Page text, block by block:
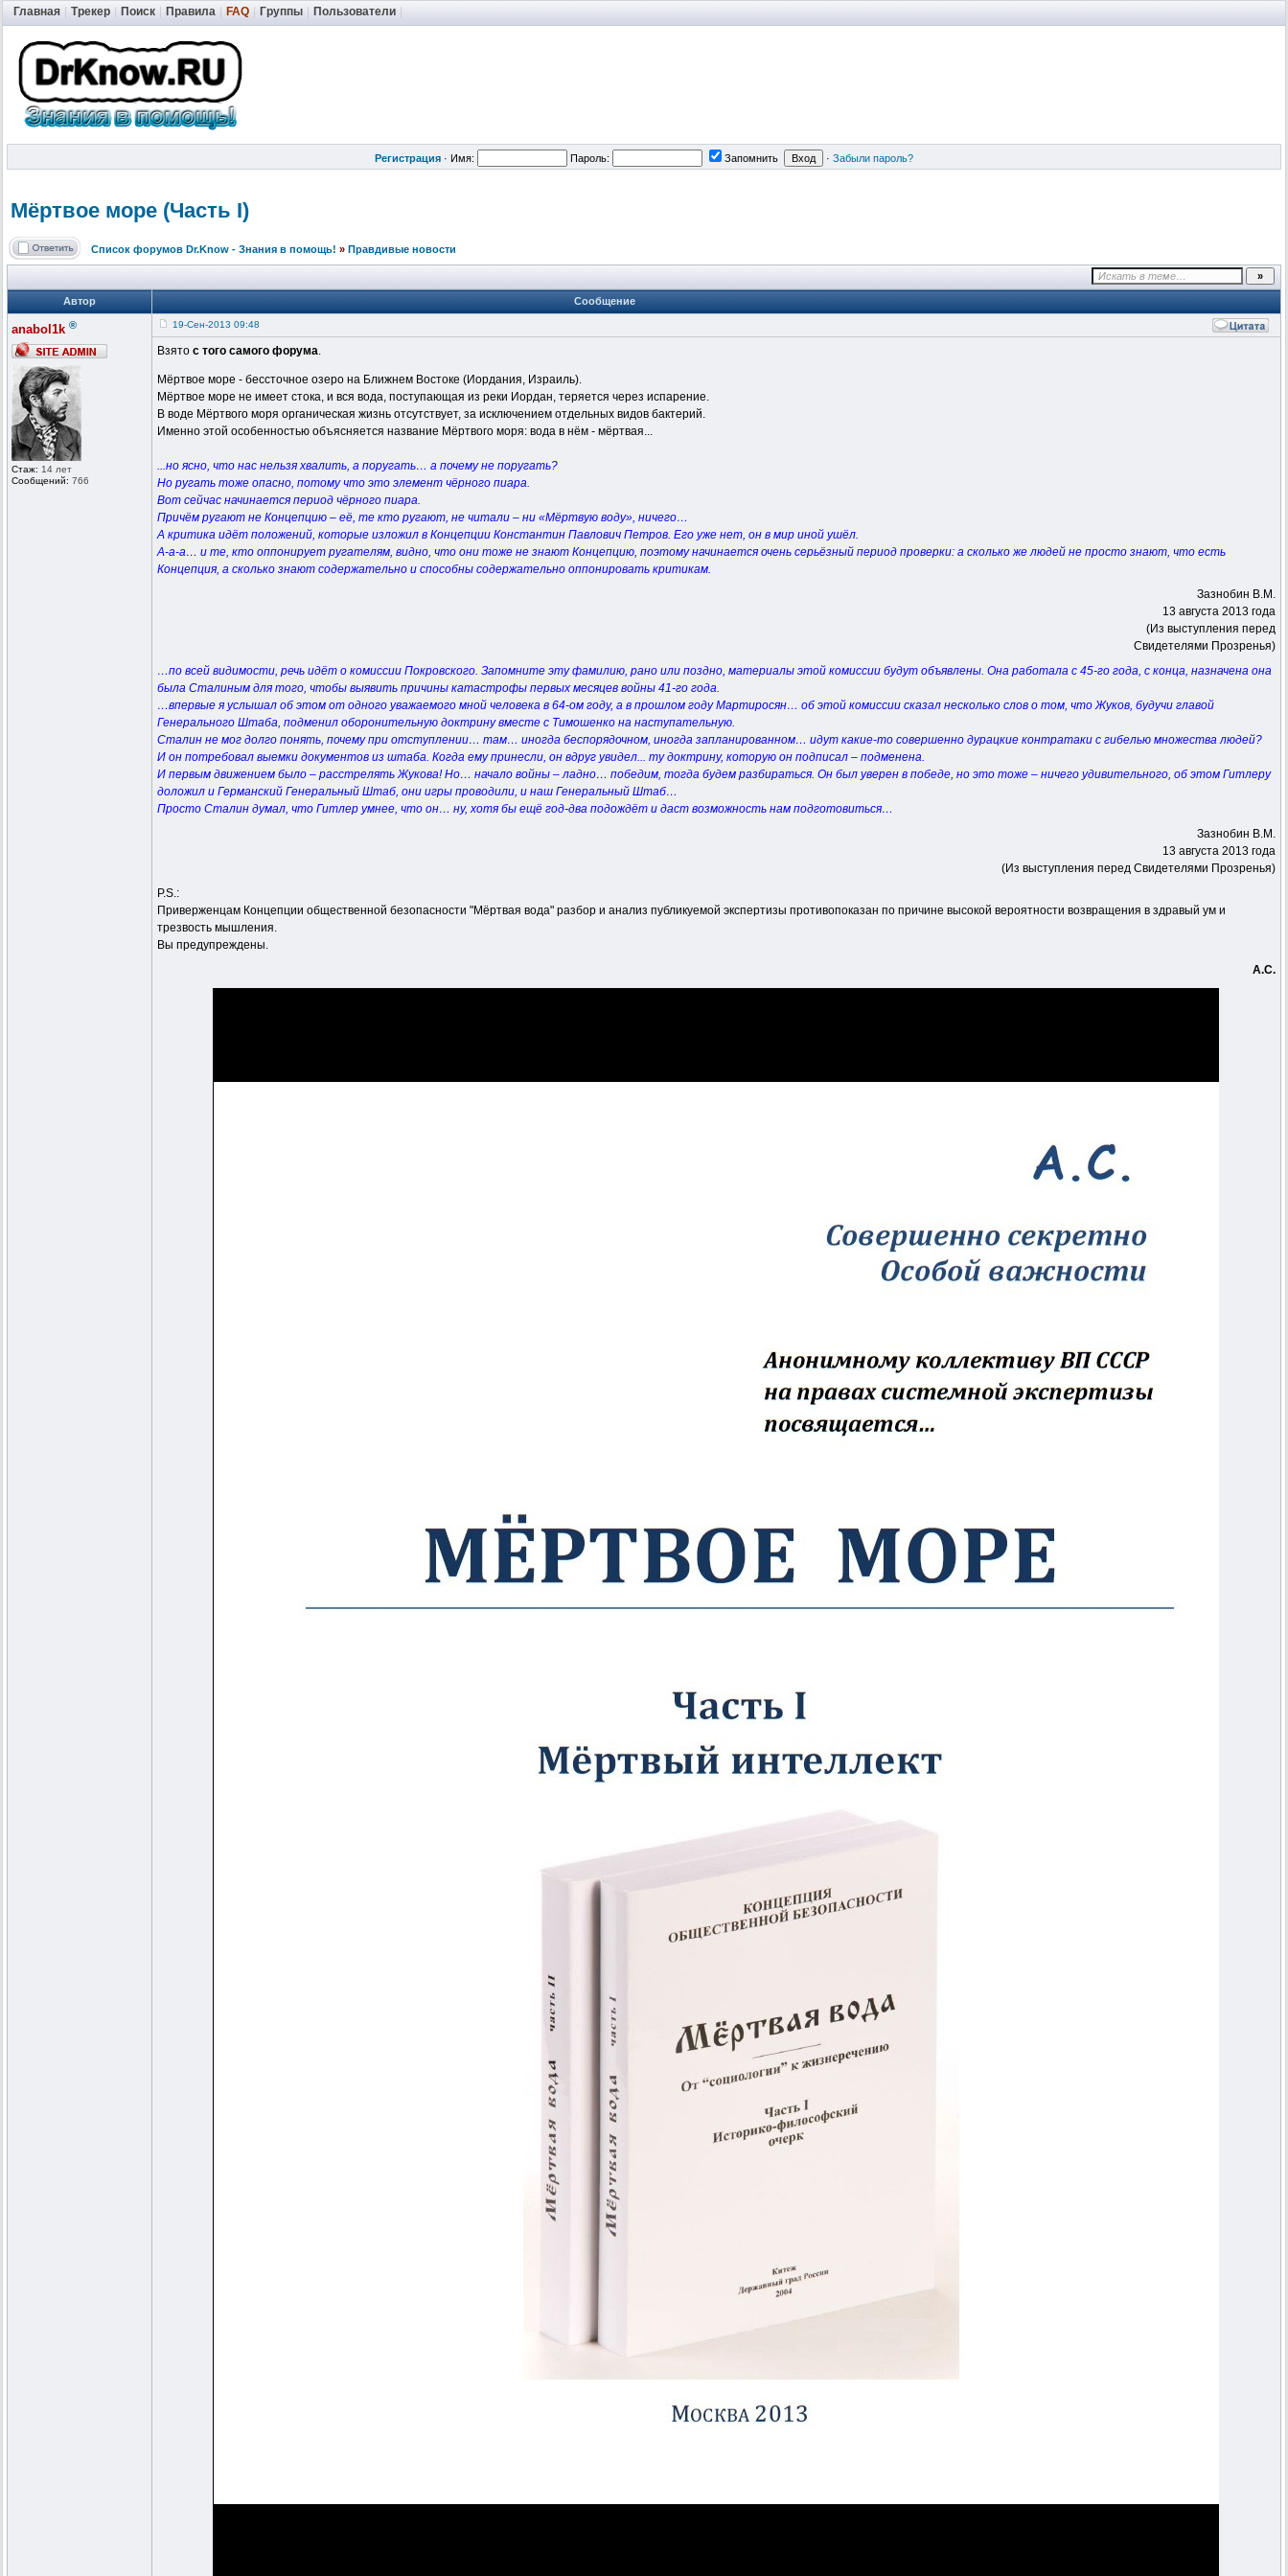
Главная Трекер Поиск Правила FAQ Группы Пользователи
Регистрация · Имя: Пароль: Запомнить · Забыли пароль?
Мёртвое море (Часть I)
Список форумов Dr.Know - Знания в помощь! » Правдивые новости
Автор Сообщение
anabol1k ®
Стаж: 14 лет
Сообщений: 766
19-Сен-2013 09:48
Взято с того самого форума.
Мёртвое море - бессточное озеро на Ближнем Востоке (Иордания, Израиль).
Мёртвое море не имеет стока, и вся вода, поступающая из реки Иордан, теряется через испарение.
В воде Мёртвого моря органическая жизнь отсутствует, за исключением отдельных видов бактерий.
Именно этой особенностью объясняется название Мёртвого моря: вода в нём - мёртвая...
...но ясно, что нас нельзя хвалить, а поругать… а почему не поругать?
Но ругать тоже опасно, потому что это элемент чёрного пиара.
Вот сейчас начинается период чёрного пиара.
Причём ругают не Концепцию – её, те кто ругают, не читали – ни «Мёртвую воду», ничего…
А критика идёт положений, которые изложил в Концепции Константин Павлович Петров. Его уже нет, он в мир иной ушёл.
А-а-а… и те, кто оппонирует ругателям, видно, что они тоже не знают Концепцию, поэтому начинается очень серьёзный период проверки: а сколько же людей не просто знают, что есть
Концепция, а сколько знают содержательно и способны содержательно оппонировать критикам.
Зазнобин В.М.
13 августа 2013 года
(Из выступления перед
Свидетелями Прозренья)
…по всей видимости, речь идёт о комиссии Покровского. Запомните эту фамилию, рано или поздно, материалы этой комиссии будут объявлены. Она работала с 45-го года, с конца, назначена она
была Сталиным для того, чтобы выявить причины катастрофы первых месяцев войны 41-го года.
…впервые я услышал об этом от одного уважаемого мной человека в 64-ом году, а в прошлом году Мартиросян… об этой комиссии сказал несколько слов о том, что Жуков, будучи главой
Генерального Штаба, подменил оборонительную доктрину вместе с Тимошенко на наступательную.
Сталин не мог долго понять, почему при отступлении… там… иногда беспорядочном, иногда запланированном… идут какие-то совершенно дурацкие контратаки с гибелью множества людей?
И он потребовал выемки документов из штаба. Когда ему принесли, он вдруг увидел... ту доктрину, которую он подписал – подменена.
И первым движением было – расстрелять Жукова! Но… начало войны – ладно… победим, тогда будем разбираться. Он был уверен в победе, но это тоже – ничего удивительного, об этом Гитлеру
доложил и Германский Генеральный Штаб, они игры проводили, и наш Генеральный Штаб…
Просто Сталин думал, что Гитлер умнее, что он… ну, хотя бы ещё год-два подождёт и даст возможность нам подготовиться…
Зазнобин В.М.
13 августа 2013 года
(Из выступления перед Свидетелями Прозренья)
P.S.:
Приверженцам Концепции общественной безопасности "Мёртвая вода" разбор и анализ публикуемой экспертизы противопоказан по причине высокой вероятности возвращения в здравый ум и
трезвость мышления.
Вы предупреждены.
А.С.